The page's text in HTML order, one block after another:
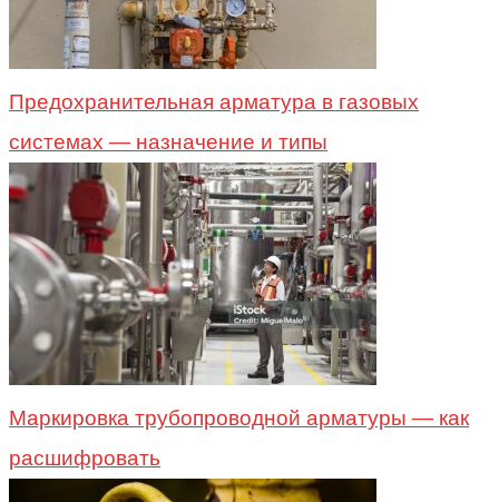
Предохранительная арматура в газовых
системах — назначение и типы
Маркировка трубопроводной арматуры — как
расшифровать